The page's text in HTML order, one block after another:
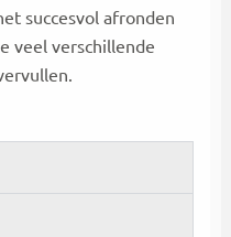
succesvol afronden
veel verschillende